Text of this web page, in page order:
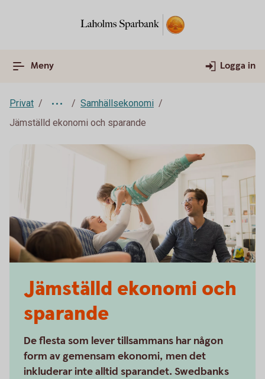
Meny Logga in
Privat
Samhällsekonomi
Jämställd ekonomi och sparande
Jämställd ekonomi och
sparande
De flesta som lever tillsammans har någon
form av gemensam ekonomi, men det
inkluderar inte alltid sparandet. Swedbanks